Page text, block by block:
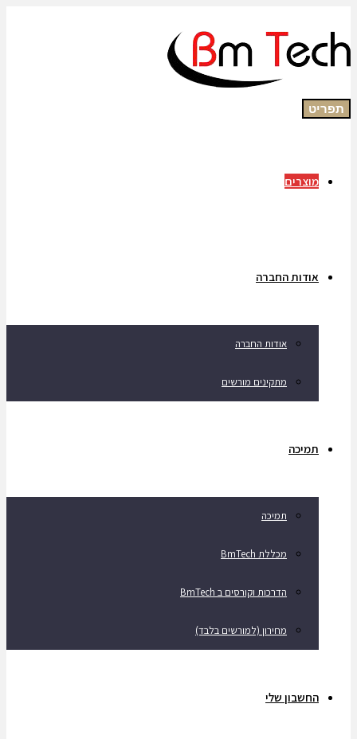
תפריט
מוצרים
אודות החברה
אודות החברה
מתקינים מורשים
תמיכה
תמיכה
מכללת BmTech
הדרכות וקורסים ב BmTech
מחירון (למורשים בלבד)
החשבון שלי